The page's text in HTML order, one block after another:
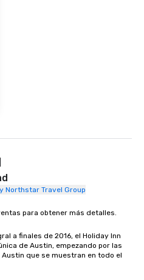
Northstar Travel Group
para obtener más detalles.
a finales de 2016, el Holiday Inn
de Austin, empezando por las
que se muestran en todo el